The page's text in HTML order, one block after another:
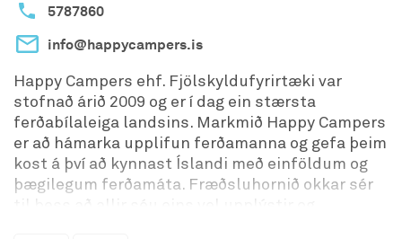
5787860
info@happycampers.is
Happy Campers ehf. Fjölskyldufyrirtæki var
stofnað árið 2009 og er í dag ein stærsta
ferðabílaleiga landsins. Markmið Happy Campers
er að hámarka upplifun ferðamanna og gefa þeim
kost á því að kynnast Íslandi með einföldum og
þægilegum ferðamáta. Fræðsluhornið okkar sér